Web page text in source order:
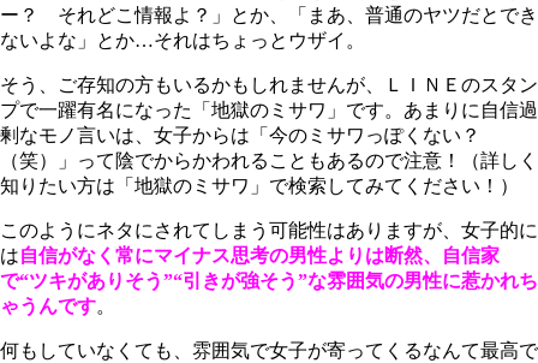
ー？ それどこ情報よ？」とか、「まあ、普通のヤツだとでき
ないよな」とか…それはちょっとウザイ。
そう、ご存知の方もいるかもしれませんが、ＬＩＮＥのスタン
プで一躍有名になった「地獄のミサワ」です。あまりに自信過
剰なモノ言いは、女子からは「今のミサワっぽくない？
（笑）」って陰でからかわれることもあるので注意！（詳しく
知りたい方は「地獄のミサワ」で検索してみてください！）
このようにネタにされてしまう可能性はありますが、 女子的に
は自信がなく常にマイナス思考の男性よりは断然、自信家
で“ツキがありそう”“引きが強そう”な雰囲気の男性に惹かれち
ゃうんです。
何もしていなくても、雰囲気で女子が寄ってくるなんて最高で